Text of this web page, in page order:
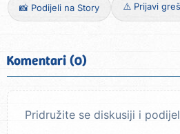
📸 Podijeli na Story ⚠️ Prijavi
Komentari (0)
Pridružite se diskusiji i